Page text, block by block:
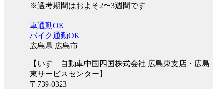
※選考期間はおよそ2〜3週間です
車通勤OK
バイク通勤OK
広島県 広島市
【いすゞ自動車中国四国株式会社 広島東支店・広島
東サービスセンター】
〒739-0323